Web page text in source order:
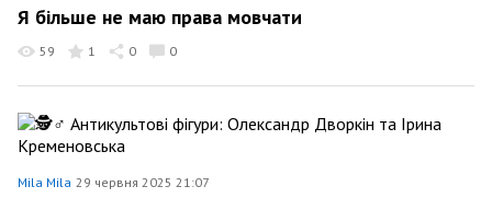
Я більше не маю права мовчати
59 1 0 0
Mila Mila 29 червня 2025 21:07